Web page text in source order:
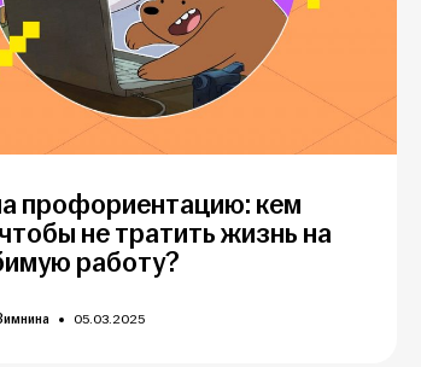
профориентацию: кем
не тратить жизнь на
работу?
05.03.2025